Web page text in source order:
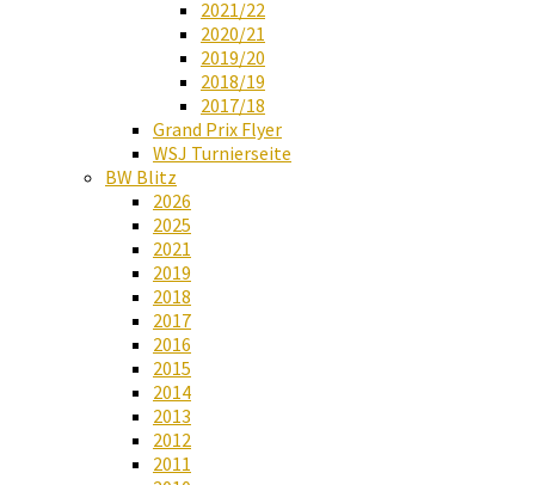
2021/22
2020/21
2019/20
2018/19
2017/18
Grand Prix Flyer
WSJ Turnierseite
BW Blitz
2026
2025
2021
2019
2018
2017
2016
2015
2014
2013
2012
2011